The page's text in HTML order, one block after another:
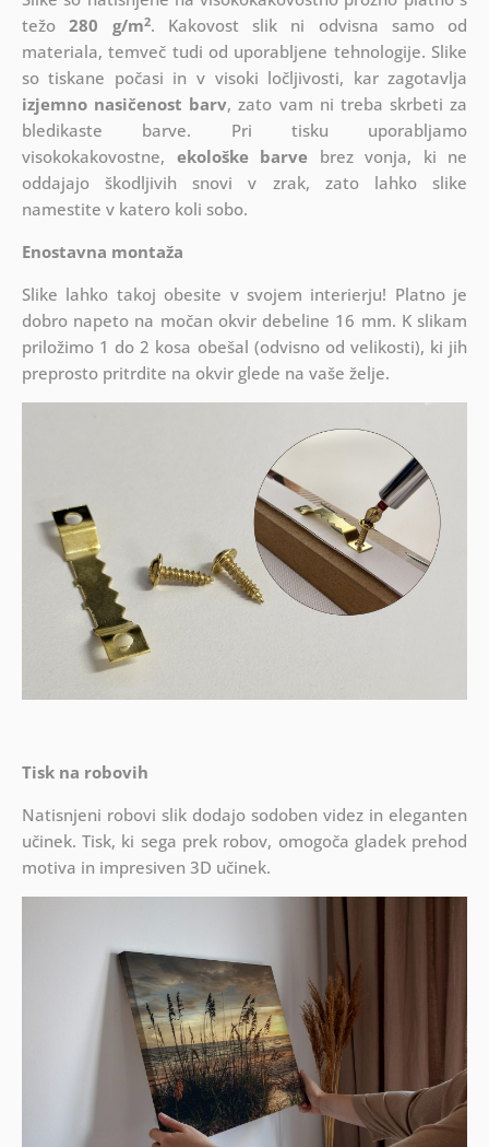
težo280 g/m2. Kakovost slik ni odvisna samo od
materiala, temveč tudi od uporabljene tehnologije. Slike
so tiskane počasi in v visoki ločljivosti, kar zagotavlja
izjemno nasičenost barv, zato vam ni treba skrbeti za
bledikaste barve. Pri tisku uporabljamo
visokokakovostne, ekološke barve brez vonja, ki ne
oddajajo škodljivih snovi v zrak, zato lahko slike
namestite v katero koli sobo.
Enostavna montaža
Slike lahko takoj obesite v svojem interierju! Platno je
dobro napeto na močan okvir debeline 16 mm. K slikam
priložimo 1 do 2 kosa obešal (odvisno od velikosti), ki jih
preprosto pritrdite na okvir glede na vaše želje.
Tisk na robovih
Natisnjeni robovi slik dodajo sodoben videz in eleganten
učinek. Tisk, ki sega prek robov, omogoča gladek prehod
motiva in impresiven 3D učinek.